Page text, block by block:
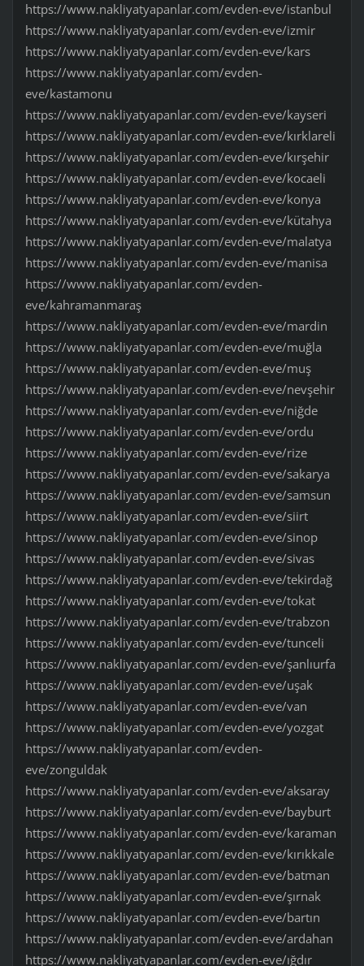
https://www.nakliyatyapanlar.com/evden-eve/istanbul
https://www.nakliyatyapanlar.com/evden-eve/izmir
https://www.nakliyatyapanlar.com/evden-eve/kars
https://www.nakliyatyapanlar.com/evden-
eve/kastamonu
https://www.nakliyatyapanlar.com/evden-eve/kayseri
https://www.nakliyatyapanlar.com/evden-eve/kırklareli
https://www.nakliyatyapanlar.com/evden-eve/kırşehir
https://www.nakliyatyapanlar.com/evden-eve/kocaeli
https://www.nakliyatyapanlar.com/evden-eve/konya
https://www.nakliyatyapanlar.com/evden-eve/kütahya
https://www.nakliyatyapanlar.com/evden-eve/malatya
https://www.nakliyatyapanlar.com/evden-eve/manisa
https://www.nakliyatyapanlar.com/evden-
eve/kahramanmaraş
https://www.nakliyatyapanlar.com/evden-eve/mardin
https://www.nakliyatyapanlar.com/evden-eve/muğla
https://www.nakliyatyapanlar.com/evden-eve/muş
https://www.nakliyatyapanlar.com/evden-eve/nevşehir
https://www.nakliyatyapanlar.com/evden-eve/niğde
https://www.nakliyatyapanlar.com/evden-eve/ordu
https://www.nakliyatyapanlar.com/evden-eve/rize
https://www.nakliyatyapanlar.com/evden-eve/sakarya
https://www.nakliyatyapanlar.com/evden-eve/samsun
https://www.nakliyatyapanlar.com/evden-eve/siirt
https://www.nakliyatyapanlar.com/evden-eve/sinop
https://www.nakliyatyapanlar.com/evden-eve/sivas
https://www.nakliyatyapanlar.com/evden-eve/tekirdağ
https://www.nakliyatyapanlar.com/evden-eve/tokat
https://www.nakliyatyapanlar.com/evden-eve/trabzon
https://www.nakliyatyapanlar.com/evden-eve/tunceli
https://www.nakliyatyapanlar.com/evden-eve/şanlıurfa
https://www.nakliyatyapanlar.com/evden-eve/uşak
https://www.nakliyatyapanlar.com/evden-eve/van
https://www.nakliyatyapanlar.com/evden-eve/yozgat
https://www.nakliyatyapanlar.com/evden-
eve/zonguldak
https://www.nakliyatyapanlar.com/evden-eve/aksaray
https://www.nakliyatyapanlar.com/evden-eve/bayburt
https://www.nakliyatyapanlar.com/evden-eve/karaman
https://www.nakliyatyapanlar.com/evden-eve/kırıkkale
https://www.nakliyatyapanlar.com/evden-eve/batman
https://www.nakliyatyapanlar.com/evden-eve/şırnak
https://www.nakliyatyapanlar.com/evden-eve/bartın
https://www.nakliyatyapanlar.com/evden-eve/ardahan
https://www.nakliyatyapanlar.com/evden-eve/ığdır